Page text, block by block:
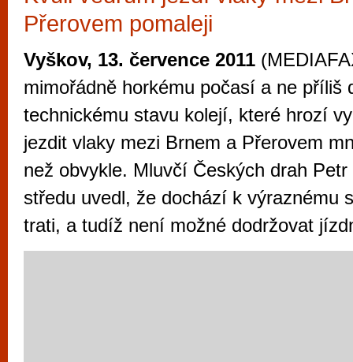
Přerovem pomaleji
Vyškov, 13. července 2011
mimořádně horkému počasí a ne příliš
technickému stavu kolejí, které hrozí
jezdit vlaky mezi Brnem a Přerovem
než obvykle. Mluvčí Českých drah
středu uvedl, že dochází k výraznému
trati, a tudíž není možné dodržovat
Brno je
zajímavé
restaurace,
Mimo jiné je ale také místem, kde si
vyzkoušet různé kasinové hry. V
metropoli naleznete širokou nabídku her
po moderní automaty jak pro pravidelné
příležitostné hráče. V...